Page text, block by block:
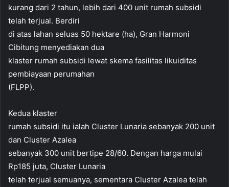
kurang dari 2 tahun, lebih dari 400 unit rumah subsidi
telah terjual. Berdiri
di atas lahan seluas 50 hektare (ha), Gran Harmoni
Cibitung menyediakan dua
klaster rumah subsidi lewat skema fasilitas likuiditas
pembiayaan perumahan
(FLPP).
Kedua klaster
rumah subsidi itu ialah Cluster Lunaria sebanyak 200 unit
dan Cluster Azalea
sebanyak 300 unit bertipe 28/60. Dengan harga mulai
Rp185 juta, Cluster Lunaria
telah terjual semuanya, sementara Cluster Azalea telah